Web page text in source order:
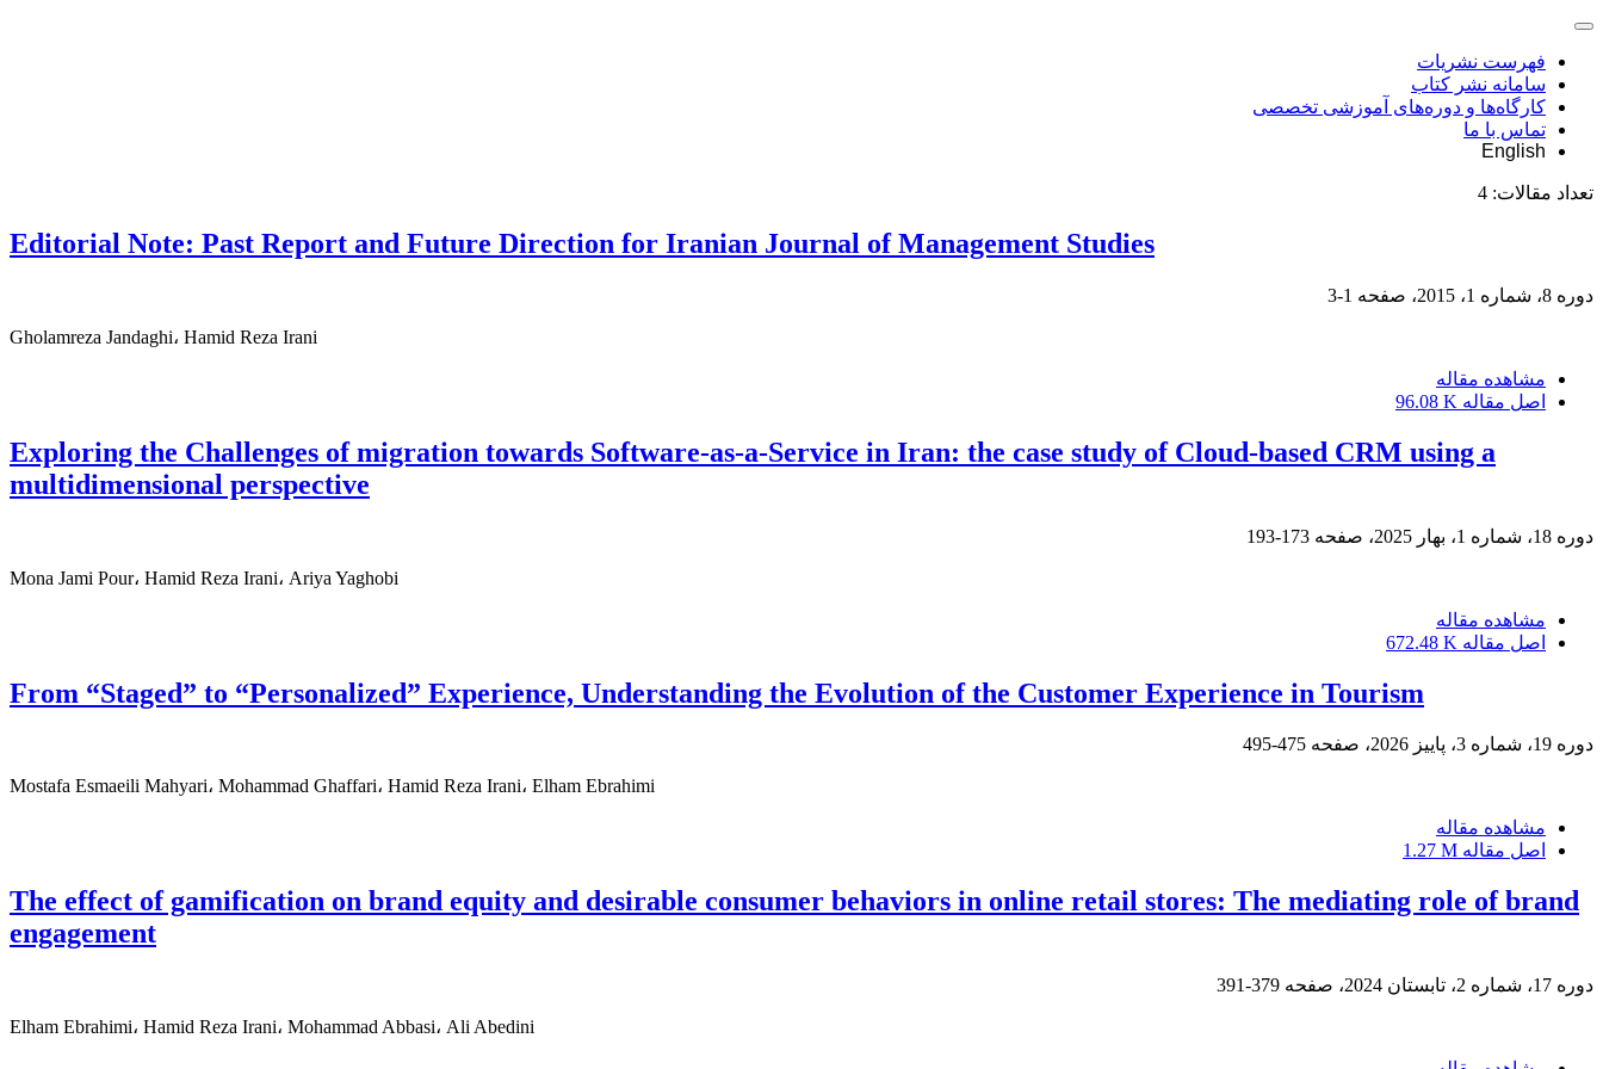
فهرست نشریات
سامانه نشر کتاب
کارگاه‌ها و دوره‌های آموزشی تخصصی
تماس با ما
English
تعداد مقالات: 4
Editorial Note: Past Report and Future Direction for Iranian Journal of Management Studies
دوره 8، شماره 1، 2015، صفحه 1-3
Gholamreza Jandaghi، Hamid Reza Irani
مشاهده مقاله
اصل مقاله 96.08 K
Exploring the Challenges of migration towards Software-as-a-Service in Iran: the case study of Cloud-based CRM using a
multidimensional perspective
دوره 18، شماره 1، بهار 2025، صفحه 173-193
Mona Jami Pour، Hamid Reza Irani، Ariya Yaghobi
مشاهده مقاله
اصل مقاله 672.48 K
From “Staged” to “Personalized” Experience, Understanding the Evolution of the Customer Experience in Tourism
دوره 19، شماره 3، پاییز 2026، صفحه 475-495
Mostafa Esmaeili Mahyari، Mohammad Ghaffari، Hamid Reza Irani، Elham Ebrahimi
مشاهده مقاله
اصل مقاله 1.27 M
The effect of gamification on brand equity and desirable consumer behaviors in online retail stores: The mediating role of brand
engagement
دوره 17، شماره 2، تابستان 2024، صفحه 379-391
Elham Ebrahimi، Hamid Reza Irani، Mohammad Abbasi، Ali Abedini